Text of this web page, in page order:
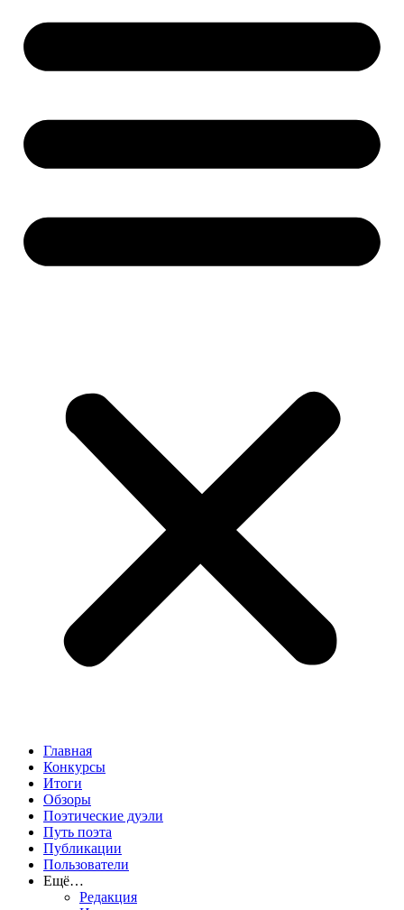
Главная
Конкурсы
Итоги
Обзоры
Поэтические дуэли
Путь поэта
Публикации
Пользователи
Ещё…
Редакция